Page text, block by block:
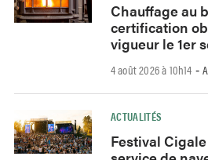
Chauffage au
certification
vigueur le 1er
4 août 2026 à 10h14 -
ACTUALITÉS
Festival